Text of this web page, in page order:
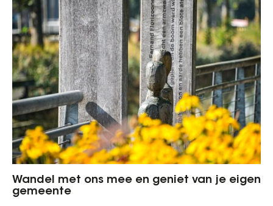
Wandel met ons mee en geniet van je eigen
gemeente